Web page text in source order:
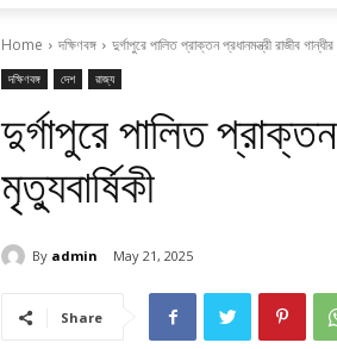
Home দক্ষিণবঙ্গ দুর্গাপুরে পালিত প্রাক্তন প্রধানমন্ত্রী রাজীব
দক্ষিণবঙ্গ দেশ রাজ্য
দুর্গাপুরে পালিত
মৃত্যুবার্ষিকী
By admin May 21, 2025
Share